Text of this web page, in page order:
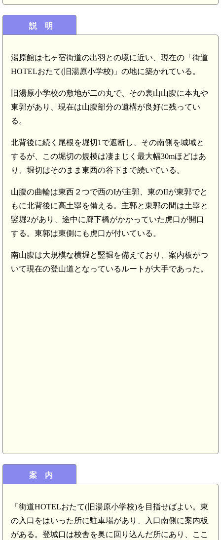
説 明
湯原館は七ヶ宿街道の出羽との境に近い、現在の「街道
HOTELおたて(旧湯原小学校)」の地に築かれている。
旧湯原小学校の敷地が二の丸で、その裏山山腹に本丸や
東郭があり、現在は山腹部分の遺構が良好に残ってい
る。
北背後に続く尾根を堀切1で遮断し、その南側を城域と
するが、この堀切の規模は凄まじく最大幅30mほどはあ
り、堀切はそのまま東西の谷下まで続いている。
山腹の曲輪は東西２つで西のIが主郭、東のIIが東郭でと
もに北背後に高土塁を備える。主郭と東郭の間は土塁と
竪堀2があり、途中に廊下橋がかかっていた虎口が開口
する。東郭は東側にも虎口が付いている。
南山腹は大規模な横堀と竪堀を備えており、案内板がつ
いて現在の登山道となっているルートが大手であった。
案 内
「街道HOTELおたて(旧湯原小学校)を目指せばよい。東
の入口をはいった所に駐車場があり、入口南側に案内板
がある。登城口は校舎を奥に回り込んだ所にあり、ここ
出羽 楢下城(9.0km)